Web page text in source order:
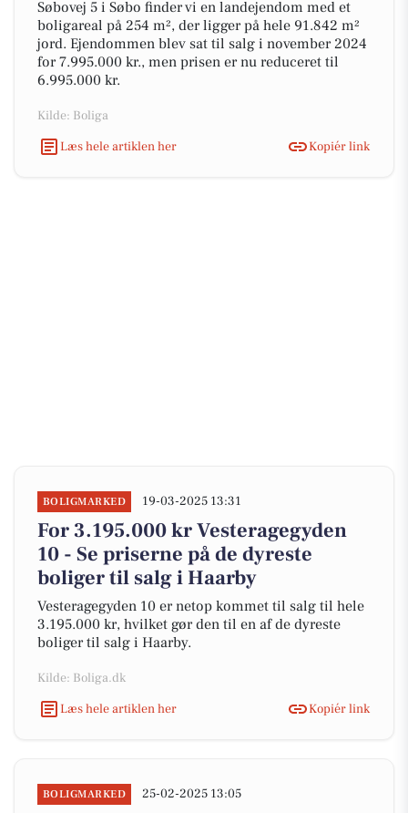
Søbovej 5 i Søbo finder vi en landejendom med et
boligareal på 254 m², der ligger på hele 91.842 m²
jord. Ejendommen blev sat til salg i november 2024
for 7.995.000 kr., men prisen er nu reduceret til
6.995.000 kr.
Kilde: Boliga
Læs hele artiklen her
Kopiér link
BOLIGMARKED 19-03-2025 13:31
For 3.195.000 kr Vesteragegyden
10 - Se priserne på de dyreste
boliger til salg i Haarby
Vesteragegyden 10 er netop kommet til salg til hele
3.195.000 kr, hvilket gør den til en af de dyreste
boliger til salg i Haarby.
Kilde: Boliga.dk
Læs hele artiklen her
Kopiér link
BOLIGMARKED 25-02-2025 13:05